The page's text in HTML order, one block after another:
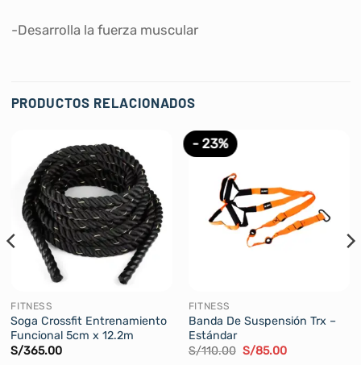
-Desarrolla la fuerza muscular
PRODUCTOS RELACIONADOS
FITNESS
Soga Crossfit Entrenamiento
Funcional 5cm x 12.2m
S/365.00
- 23%
FITNESS
Banda De Suspensión Trx –
Estándar
S/110.00 El
S/85.00El